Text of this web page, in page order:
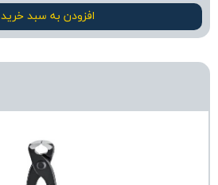
افزودن به سبد خرید